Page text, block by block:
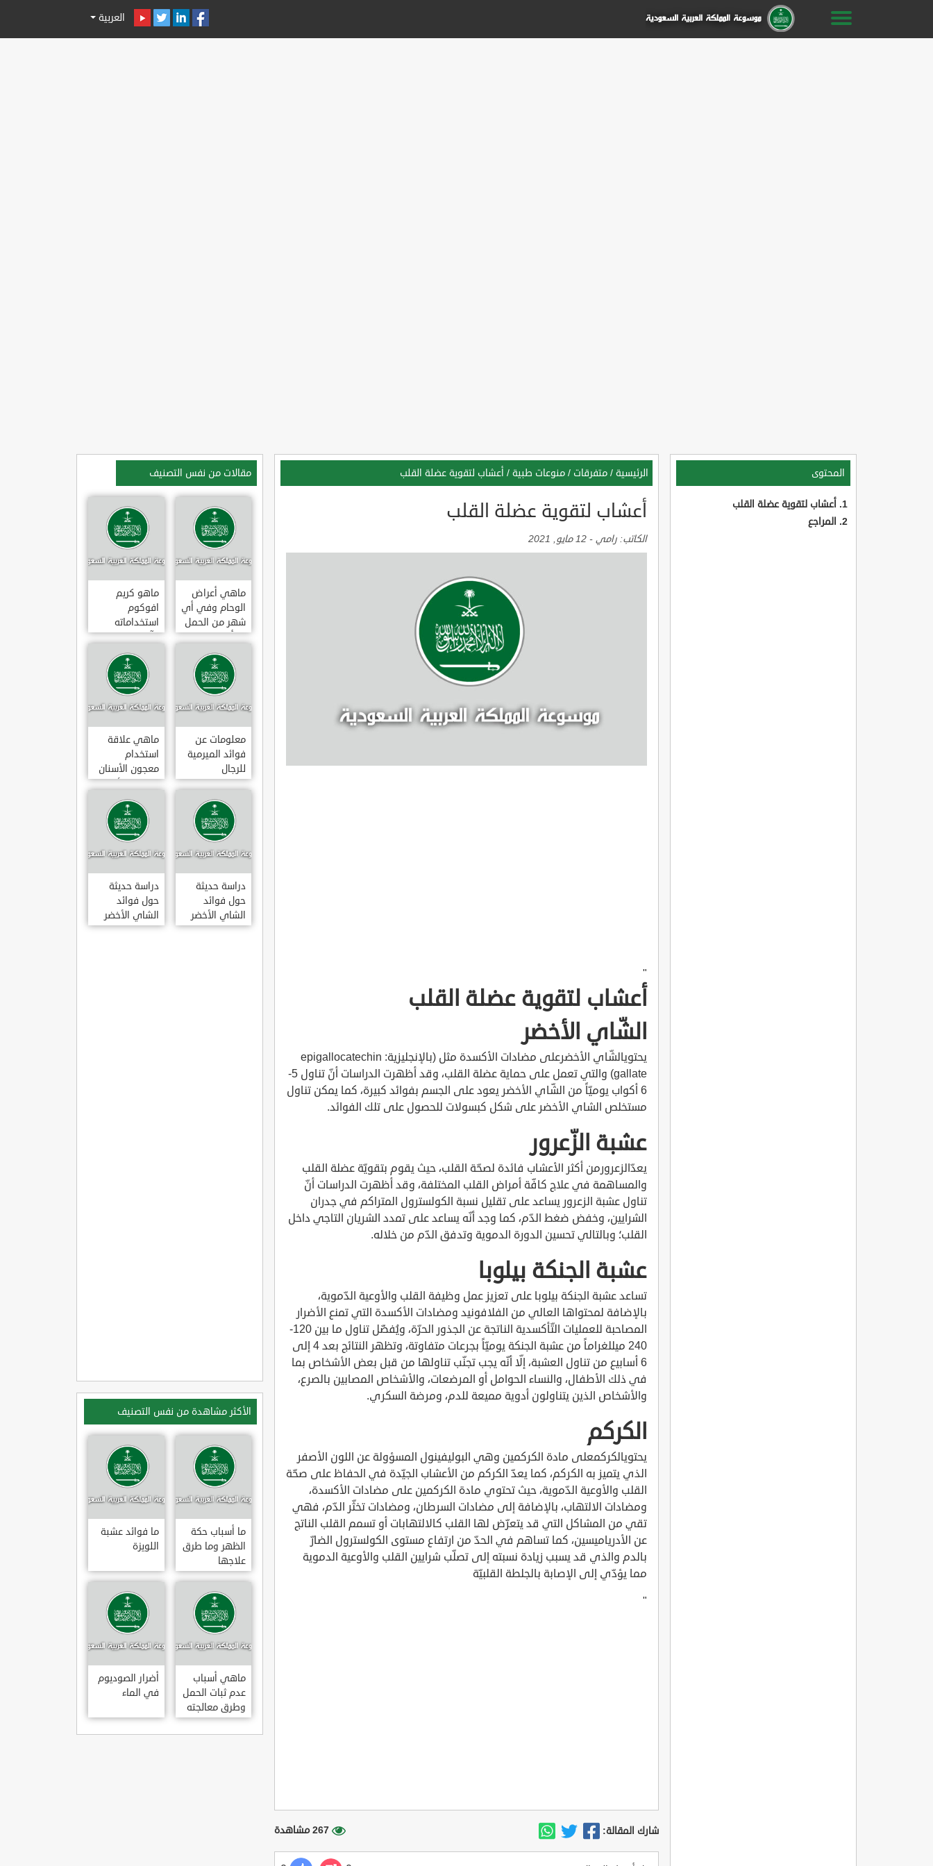
العربية
المحتوى
أعشاب لتقوية عضلة القلب
المراجع
الرئيسية / متفرقات / منوعات طبية / أعشاب لتقوية عضلة القلب
أعشاب لتقوية عضلة القلب
الكاتب: رامي - 12 مايو, 2021
"
أعشاب لتقوية عضلة القلب
الشّاي الأخضر
يحتويالشّاي الأخضرعلى مضادات الأكسدة مثل (بالإنجليزية: epigallocatechin
gallate) والتي تعمل على حماية عضلة القلب، وقد أظهرت الدراسات أنّ تناول 5-
6 أكواب يوميّاً من الشّاي الأخضر يعود على الجسم بفوائد كبيرة، كما يمكن تناول
مستخلص الشاي الأخضر على شكل كبسولات للحصول على تلك الفوائد.
عشبة الزّعرور
يعدّالزعرورمن أكثر الأعشاب فائدة لصحّة القلب، حيث يقوم بتقويّة عضلة القلب
والمساهمة في علاج كافّة أمراض القلب المختلفة، وقد أظهرت الدراسات أنّ
تناول عشبة الزعرور يساعد على تقليل نسبة الكولسترول المتراكم في جدران
الشرايين، وخفض ضغط الدّم، كما وجد أنّه يساعد على تمدد الشريان التاجي داخل
القلب؛ وبالتالي تحسين الدورة الدموية وتدفق الدّم من خلاله.
عشبة الجنكة بيلوبا
تساعد عشبة الجنكة بيلوبا على تعزيز عمل وظيفة القلب والأوعية الدّموية،
بالإضافة لمحتواها العالي من الفلافونيد ومضادات الأكسدة التي تمنع الأضرار
المصاحبة للعمليات التّأكسدية الناتجة عن الجذور الحرّة، ويُفضّل تناول ما بين 120-
240 ميللغراماً من عشبة الجنكة يوميّاً بجرعات متفاوتة، وتظهر النتائج بعد 4 إلى
6 أسابيع من تناول العشبة، إلّا أنّه يجب تجنّب تناولها من قبل بعض الأشخاص بما
في ذلك الأطفال، والنساء الحوامل أو المرضعات، والأشخاص المصابين بالصرع،
والأشخاص الذين يتناولون أدوية مميعة للدم، ومرضة السكري.
الكركم
يحتويالكركمعلى مادة الكركمين وهي البوليفينول المسؤولة عن اللون الأصفر
الذي يتميز به الكركم، كما يعدّ الكركم من الأعشاب الجيّدة في الحفاظ على صحّة
القلب والأوعية الدّموية، حيث تحتوي مادة الكركمين على مضادات الأكسدة،
ومضادات الالتهاب، بالإضافة إلى مضادات السرطان، ومضادات تخثّر الدّم، فهي
تقي من المشاكل التي قد يتعرّض لها القلب كالالتهابات أو تسمم القلب الناتج
عن الأدرياميسين، كما تساهم في الحدّ من ارتفاع مستوى الكولسترول الضارّ
بالدم والذي قد يسبب زيادة نسبته إلى تصلّب شرايين القلب والأوعية الدموية
مما يؤدّي إلى الإصابة بالجلطة القلبيّة
"
شارك المقالة: 267 مشاهدة
مقالات من نفس التصنيف
ماهي أعراض
الوحام وفي أي
شهر من الحمل
يبدأ
ماهو كريم
افوكوم
استخداماته
وآثاره الجانبية
معلومات عن
فوائد الميرمية
للرجال
ماهي علاقة
استخدام
معجون الأسنان
بالتهاب الأمعاء
دراسة حديثة
حول فوائد
الشاي الأخضر
دراسة حديثة
حول فوائد
الشاي الأخضر
لعلاج التهاب
الأكثر مشاهدة من نفس التصنيف
ما أسباب حكة
الظهر وما طرق
علاجها
ما فوائد عشبة
اللويزة
ماهي أسباب
عدم ثبات الحمل
وطرق معالجته
أضرار الصوديوم
في الماء